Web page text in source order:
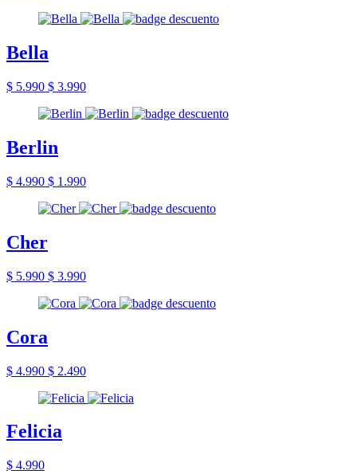
Bella
$ 5.990 $ 3.990
Berlin
$ 4.990 $ 1.990
Cher
$ 5.990 $ 3.990
Cora
$ 4.990 $ 2.490
Felicia
$ 4.990